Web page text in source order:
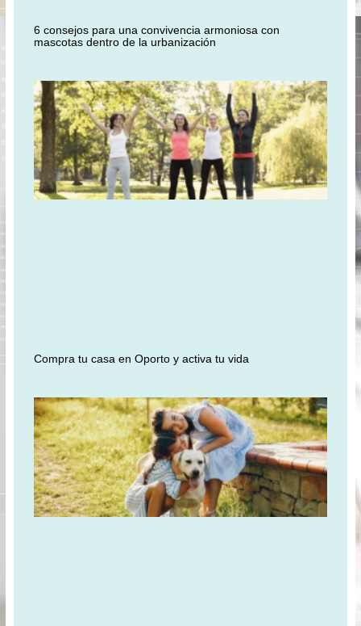
6 consejos para una convivencia armoniosa con
mascotas dentro de la urbanización
Compra tu casa en Oporto y activa tu vida